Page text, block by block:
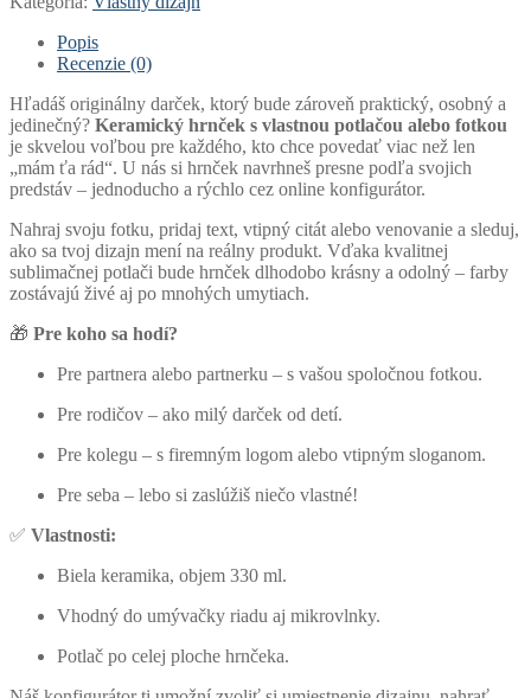
vlastnou
potlačou
fotkou
Popis
Recenzie (0)
Hľadáš originálny darček, ktorý bude zároveň praktický, osobný a
jedinečný? Keramický hrnček s vlastnou potlačou alebo fotkou
je skvelou voľbou pre každého, kto chce povedať viac než len
„mám ťa rád“. U nás si hrnček navrhneš presne podľa svojich
predstáv – jednoducho a rýchlo cez online konfigurátor.
Nahraj svoju fotku, pridaj text, vtipný citát alebo venovanie a sleduj,
ako sa tvoj dizajn mení na reálny produkt. Vďaka kvalitnej
sublimačnej potlači bude hrnček dlhodobo krásny a odolný – farby
zostávajú živé aj po mnohých umytiach.
🎁 Pre koho sa hodí?
Pre partnera alebo partnerku – s vašou spoločnou fotkou.
Pre rodičov – ako milý darček od detí.
Pre kolegu – s firemným logom alebo vtipným sloganom.
Pre seba – lebo si zaslúžiš niečo vlastné!
✅ Vlastnosti:
Biela keramika, objem 330 ml.
Vhodný do umývačky riadu aj mikrovlnky.
Potlač po celej ploche hrnčeka.